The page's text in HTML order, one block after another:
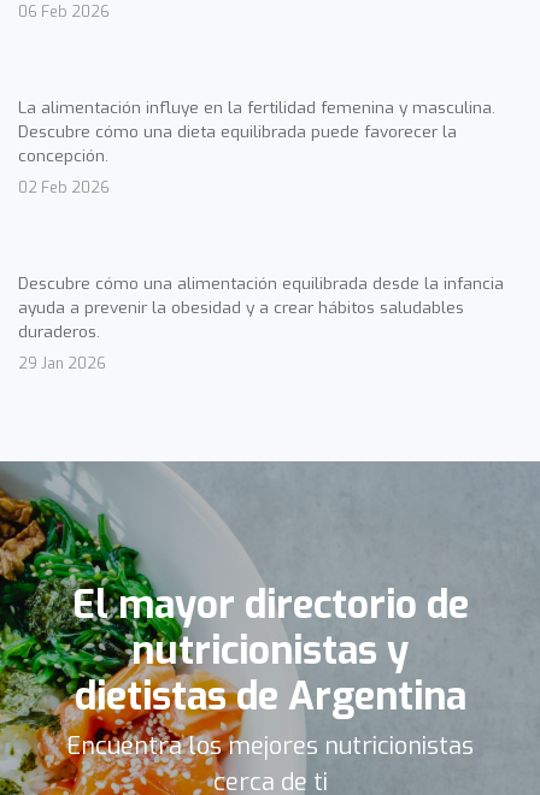
06 Feb 2026
La alimentación influye en la fertilidad femenina y masculina.
Descubre cómo una dieta equilibrada puede favorecer la
concepción.
02 Feb 2026
Descubre cómo una alimentación equilibrada desde la infancia
ayuda a prevenir la obesidad y a crear hábitos saludables
duraderos.
29 Jan 2026
El mayor directorio de
nutricionistas y
dietistas de Argentina
Encuentra los mejores nutricionistas
cerca de ti